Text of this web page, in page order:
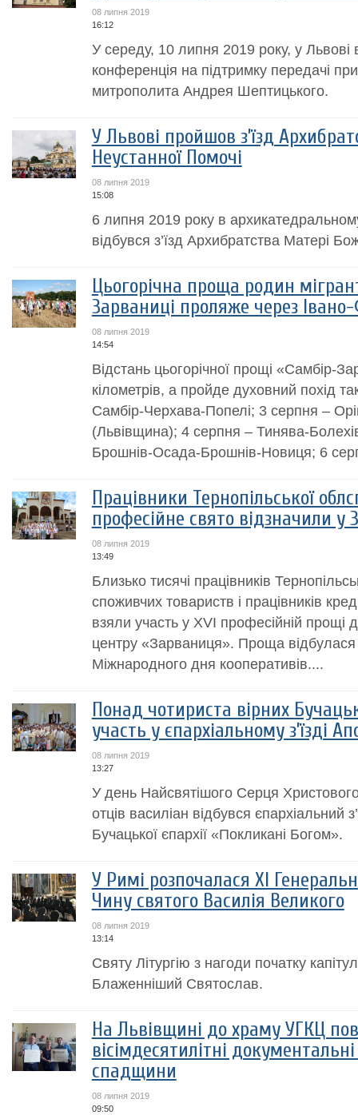
08 липня 2019
16:12
У середу, 10 липня 2019 року, у Львові
конференція на підтримку передачі
митрополита Андрея Шептицького.
У Львові пройшов з’їзд
Неустанної Помочі
08 липня 2019
15:08
6 липня 2019 року в
відбувся з’їзд Архибратства Матері
Цьогорічна проща родин
Зарваниці проляже через
08 липня 2019
14:54
Відстань цьогорічної прощі «Самбір-
кілометрів, а пройде духовний похід
Самбір-Черхава-Попелі; 3 серпня –
(Львівщина); 4 серпня – Тинява-
Брошнів-Осада-Брошнів-Новиця; 6
Працівники Тернопільської
професійне свято відзначили у
08 липня 2019
13:49
Близько тисячі працівників
споживчих товариств і працівників
взяли участь у ХVI професійній прощі
центру «Зарваниця». Проща
Міжнародного дня кооперативів....
Понад чотириста вірних
участь у єпархіальному з’їзді
08 липня 2019
13:27
У день Найсвятішого Серця
отців василіан відбувся єпархіальний
Бучацької єпархії «Покликані Богом».
У Римі розпочалася XI
Чину cвятого Василія Великого
08 липня 2019
13:14
Святу Літургію з нагоди початку
Блаженніший Святослав.
На Львівщині до храму УГКЦ
вісімдесятилітні
спадщини
08 липня 2019
09:50